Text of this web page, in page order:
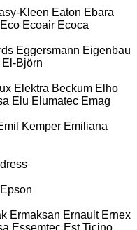
Kleen Eaton Ebara
Eco Ecoair Ecoca
Eggersmann Eigenbau
El-Björn
Elektra Beckum Elho
Elu Elumatec Emag
Kemper Emiliana
Epson
Ermaksan Ernault Ernex
Essemtec Est Ticino